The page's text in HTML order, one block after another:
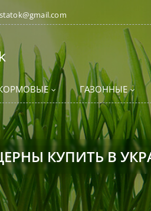
ГАЗОННЫЕ
КУПИТЬ В